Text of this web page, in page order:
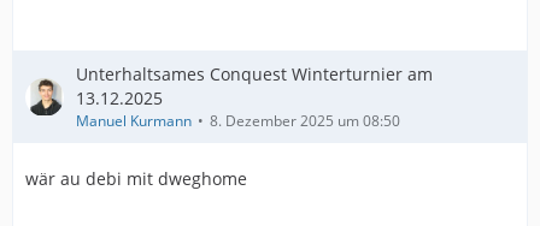
Unterhaltsames Conquest Winterturnier am
13.12.2025
Manuel Kurmann 8. Dezember 2025 um 08:50
wär au debi mit dweghome